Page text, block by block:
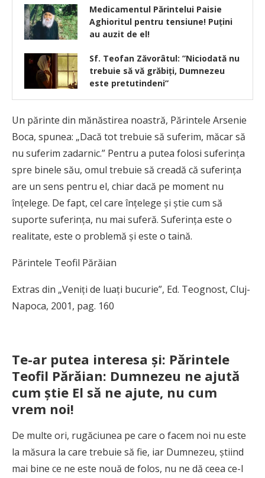
Medicamentul Părintelui Paisie
Aghioritul pentru tensiune! Puțini
au auzit de el!
Sf. Teofan Zăvorâtul: ”Niciodată nu
trebuie să vă grăbiţi, Dumnezeu
este pretutindeni”
Un părinte din mănăstirea noastră, Părintele Arsenie
Boca, spunea: „Dacă tot trebuie să suferim, măcar să
nu suferim zadarnic.” Pentru a putea folosi suferinţa
spre binele său, omul trebuie să creadă că suferinţa
are un sens pentru el, chiar dacă pe moment nu
înţelege. De fapt, cel care înţelege şi ştie cum să
suporte suferinţa, nu mai suferă. Suferinţa este o
realitate, este o problemă şi este o taină.
Părintele Teofil Părăian
Extras din „Veniţi de luaţi bucurie”, Ed. Teognost, Cluj-
Napoca, 2001, pag. 160
Te-ar putea interesa și: Părintele
Teofil Părăian: Dumnezeu ne ajută
cum știe El să ne ajute, nu cum
vrem noi!
De multe ori, rugăciunea pe care o facem noi nu este
la măsura la care trebuie să fie, iar Dumnezeu, știind
mai bine ce ne este nouă de folos, nu ne dă ceea ce-I